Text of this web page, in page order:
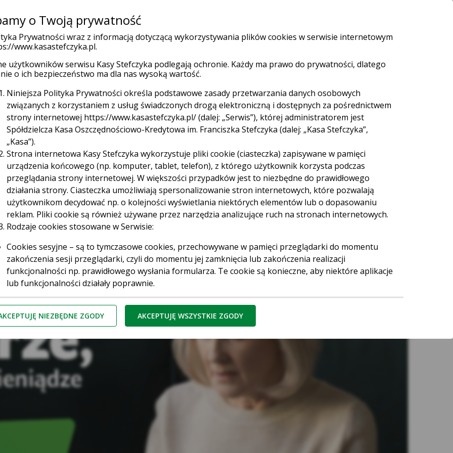
indywidualni(current)
FirmyOrganizacje
Ubezpieczenia Promocje Weź pożyczkę Załóż konto ZALOGUJ SIĘ
przed przestępcami?
oszczędności przed
„na inkasenta” są realnym zagrożeniem.
o Twoją prywatność
Prywatności wraz z informacją dotyczącą wykorzystywania plików cookies w serwisie internetowym
www.kasastefczyka.pl.
użytkowników serwisu Kasy Stefczyka podlegają ochronie. Każdy ma prawo do prywatności, dlatego
o ich bezpieczeństwo ma dla nas wysoką wartość.
Niniejsza Polityka Prywatności określa podstawowe zasady przetwarzania danych osobowych
związanych z korzystaniem z usług świadczonych drogą elektroniczną i dostępnych za pośrednictwem
strony internetowej https://www.kasastefczyka.pl/ (dalej: „Serwis”), której administratorem jest
Spółdzielcza Kasa Oszczędnościowo-Kredytowa im. Franciszka Stefczyka (dalej: „Kasa Stefczyka”,
„Kasa”).
Strona internetowa Kasy Stefczyka wykorzystuje pliki cookie (ciasteczka) zapisywane w pamięci
urządzenia końcowego (np. komputer, tablet, telefon), z którego użytkownik korzysta podczas
przeglądania strony internetowej. W większości przypadków jest to niezbędne do prawidłowego
działania strony. Ciasteczka umożliwiają spersonalizowanie stron internetowych, które pozwalają
użytkownikom decydować np. o kolejności wyświetlania niektórych elementów lub o dopasowaniu
reklam. Pliki cookie są również używane przez narzędzia analizujące ruch na stronach internetowych.
Rodzaje cookies stosowane w Serwisie:
Cookies sesyjne – są to tymczasowe cookies, przechowywane w pamięci przeglądarki do momentu
zakończenia sesji przeglądarki, czyli do momentu jej zamknięcia lub zakończenia realizacji
funkcjonalności np. prawidłowego wysłania formularza. Te cookie są konieczne, aby niektóre aplikacje
lub funkcjonalności działały poprawnie.
Cookies stałe – dzięki nim ponowne korzystanie z Serwisu jest łatwiejsze. Te cookies przechowywane
są przez przeglądarki tak długo jak określono w parametrach cookies lub do momentu ich usunięcia
przez użytkownika.
third parties cookies) np. usługę Google Analytics, usługę Facebook Pixel, wydawców reklamowych,
serwerów firm i dostawców usług (np. systemu mailingowego albo map umieszczanych na stronie)
współpracujących z Serwisem internetowym. Te pliki pozwalają między innymi dostosowywać reklamy
do preferencji i zwyczajów Użytkowników, a także ocenić skuteczność działań reklamowych (np. dzięki
zliczaniu, ile osób kliknęło w daną reklamę i przeszło na stronę internetową reklamodawcy).
Partnerzy Kasy to tzw. Serwisy Partnerskie, czyli Google, Facebook, Chat, Hotjar, Salesmenago.
Kasa Stefczyka wyróżnia pliki cookies:
pliki cookie
– są niezbędne do prawidłowego działania strony internetowej (aplikacji) lub
NIEZBĘDNE ZGODY AKCEPTUJĘ WSZYSTKIE ZGODY